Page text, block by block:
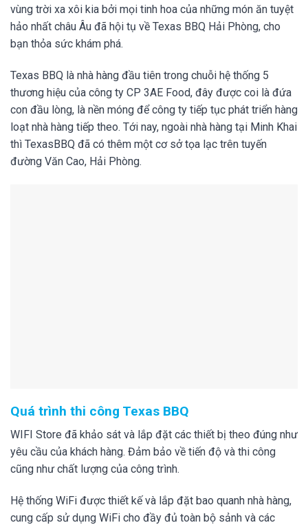
vùng trời xa xôi kia bởi mọi tinh hoa của những món ăn tuyệt
hảo nhất châu Âu đã hội tụ về Texas BBQ Hải Phòng, cho
bạn thỏa sức khám phá.
Texas BBQ là nhà hàng đầu tiên trong chuỗi hệ thống 5
thương hiệu của công ty CP 3AE Food, đây được coi là đứa
con đầu lòng, là nền móng để công ty tiếp tục phát triển hàng
loạt nhà hàng tiếp theo. Tới nay, ngoài nhà hàng tại Minh Khai
thì TexasBBQ đã có thêm một cơ sở tọa lạc trên tuyến
đường Văn Cao, Hải Phòng.
Quá trình thi công Texas BBQ
WIFI Store đã khảo sát và lắp đặt các thiết bị theo đúng như
yêu cầu của khách hàng. Đảm bảo về tiến độ và thi công
cũng như chất lượng của công trình.
Hệ thống WiFi được thiết kế và lắp đặt bao quanh nhà hàng,
cung cấp sử dụng WiFi cho đầy đủ toàn bộ sảnh và các